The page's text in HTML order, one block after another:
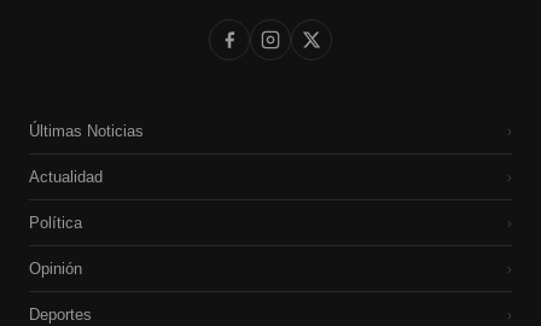
Últimas Noticias ›
Actualidad ›
Política ›
Opinión ›
Deportes ›